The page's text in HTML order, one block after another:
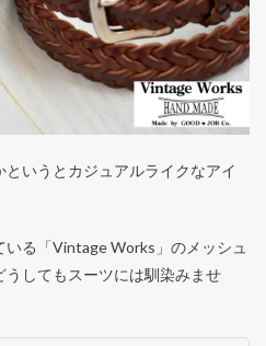
いうとカジュアルライクなアイ
る「Vintage Works」のメッシュ
してもスーツには馴染みませ